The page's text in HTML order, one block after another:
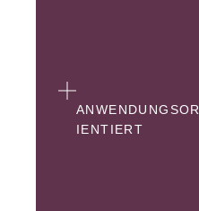
ANWENDUNGSOR
IENTIERT